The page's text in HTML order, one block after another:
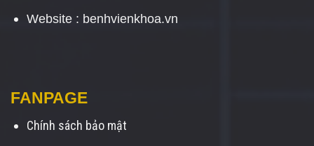
Website : benhvienkhoa.vn
FANPAGE
Chính sách bảo mật